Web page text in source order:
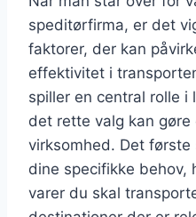
speditørfirma, er det
faktorer, der kan
effektivitet i
spiller en central rolle i
det rette valg kan
virksomhed. Det
dine specifikke behov,
varer du skal